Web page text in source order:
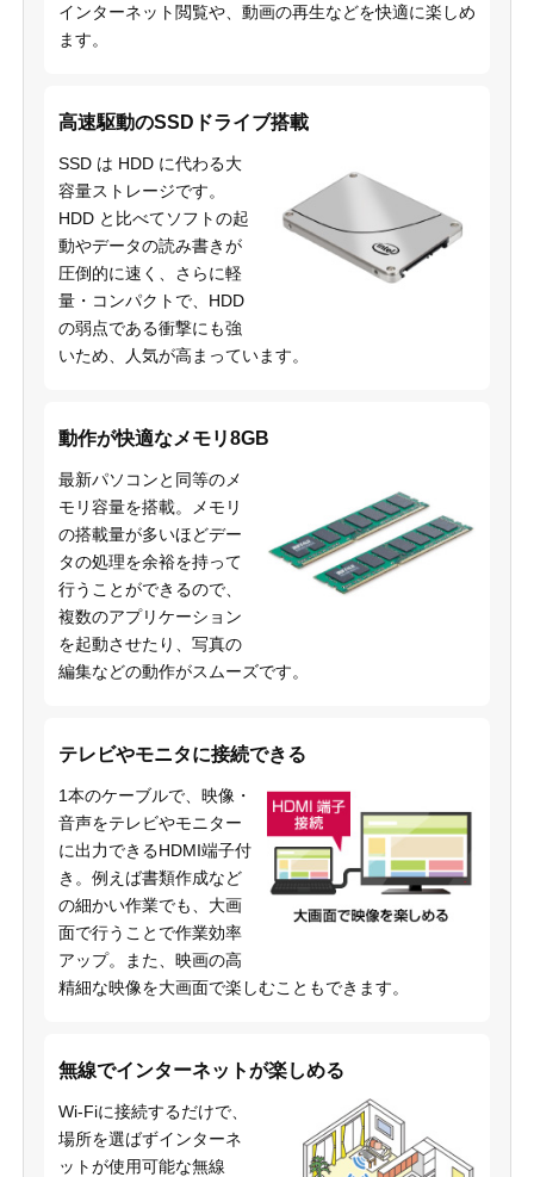
インターネット閲覧や、動画の再生などを快適に楽しめ
ます。
高速駆動のSSDドライブ搭載
SSD は HDD に代わる大
容量ストレージです。
HDD と比べてソフトの起
動やデータの読み書きが
圧倒的に速く、さらに軽
量・コンパクトで、HDD
の弱点である衝撃にも強
いため、人気が高まっています。
動作が快適なメモリ8GB
最新パソコンと同等のメ
モリ容量を搭載。メモリ
の搭載量が多いほどデー
タの処理を余裕を持って
行うことができるので、
複数のアプリケーション
を起動させたり、写真の
編集などの動作がスムーズです。
テレビやモニタに接続できる
1本のケーブルで、映像・
音声をテレビやモニター
に出力できるHDMI端子付
き。例えば書類作成など
の細かい作業でも、大画
面で行うことで作業効率
アップ。また、映画の高
精細な映像を大画面で楽しむこともできます。
無線でインターネットが楽しめる
Wi-Fiに接続するだけで、
場所を選ばずインターネ
ットが使用可能な無線